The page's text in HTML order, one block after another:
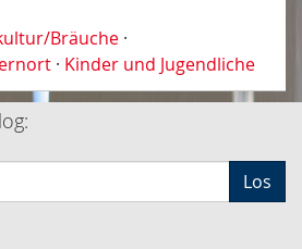
Bräuche ·
· Kinder und Jugendliche
Los